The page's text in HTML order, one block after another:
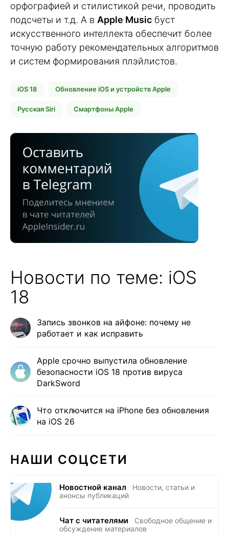
орфографией и стилистикой речи, проводить
подсчеты и т.д. А в Apple Music буст
искусственного интеллекта обеспечит более
точную работу рекомендательных алгоритмов
и систем формирования плэйлистов.
iOS 18 Обновление iOS и устройств Apple
Русская Siri Смартфоны Apple
Новости по теме: iOS
18
Запись звонков на айфоне: почему не
работает и как исправить
Apple срочно выпустила обновление
безопасности iOS 18 против вируса
DarkSword
Что отключится на iPhone без обновления
на iOS 26
НАШИ СОЦСЕТИ
Новостной канал
Новости, статьи и
анонсы публикаций
Чат с читателями
Свободное общение и
обсуждение материалов